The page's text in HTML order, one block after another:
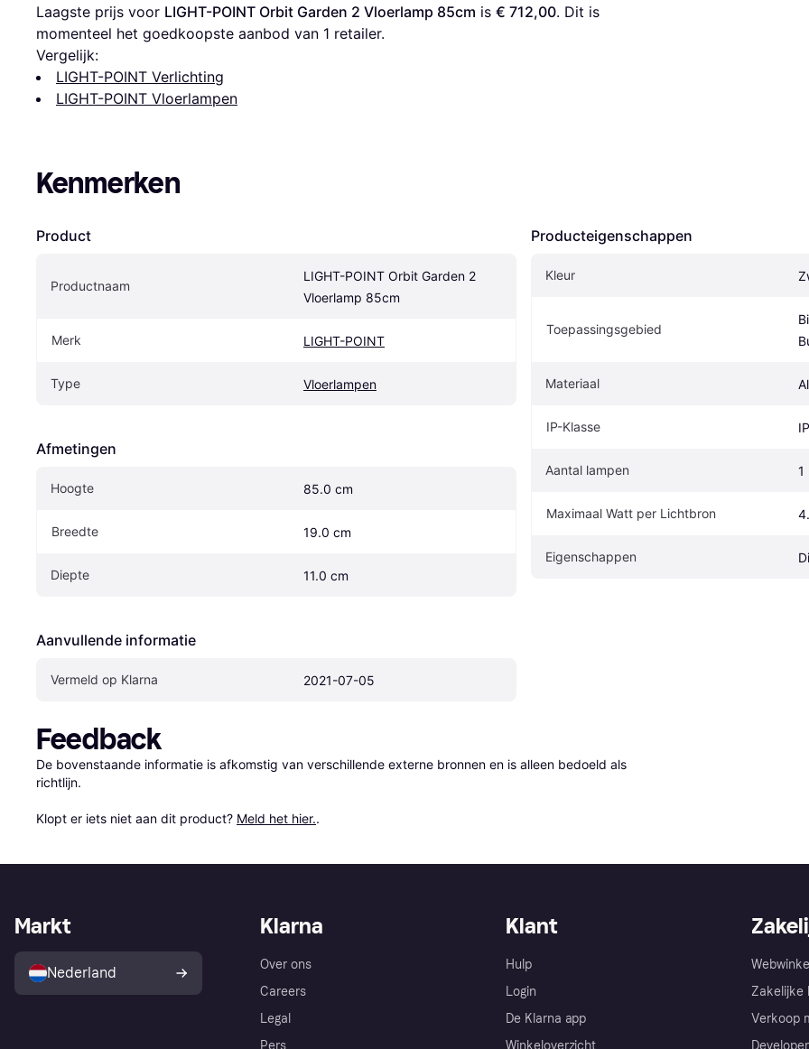
Laagste prijs voor LIGHT-POINT Orbit Garden 2 Vloerlamp 85cm is € 712,00. Dit is
momenteel het goedkoopste aanbod van 1 retailer.
Vergelijk:
LIGHT-POINT Verlichting
LIGHT-POINT Vloerlampen
Kenmerken
Product
Productnaam
LIGHT-POINT Orbit Garden 2
Vloerlamp 85cm
Merk LIGHT-POINT
Type Vloerlampen
Afmetingen
Hoogte 85.0 cm
Breedte 19.0 cm
Diepte 11.0 cm
Aanvullende informatie
Vermeld op Klarna 2021-07-05
Producteigenschappen
Kleur
Toepassingsgebied
Materiaal
IP-Klasse
Aantal lampen 1
Maximaal Watt per Lichtbron
Eigenschappen
Feedback
De bovenstaande informatie is afkomstig van verschillende externe bronnen en is alleen bedoeld als
richtlijn.
Klopt er iets niet aan dit product? Meld het hier..
Klarna
Over ons
Careers
Legal
Klant
Hulp
Login
De Klarna app
Zakelijke
Verkoop
Markt
Nederland